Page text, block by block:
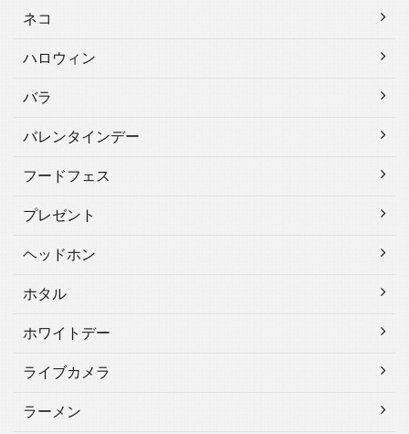
ネコ
ハロウィン
バラ
バレンタインデー
フードフェス
プレゼント
ヘッドホン
ホタル
ホワイトデー
ライブカメラ
ラーメン